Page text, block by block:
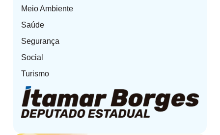
Meio Ambiente
Saúde
Segurança
Social
Turismo